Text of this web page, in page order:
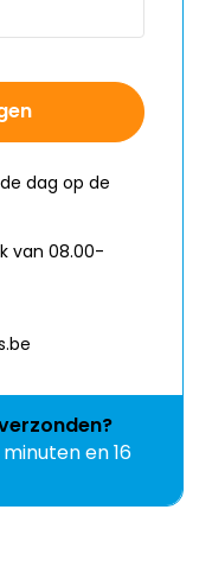
dag op de
van 08.00-
en 15